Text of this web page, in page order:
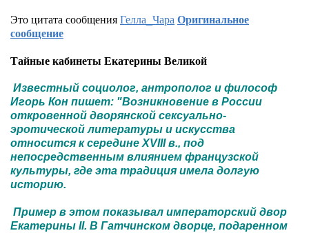
Это цитата сообщенияГелла_ЧараОригинальное
сообщение
Тайные кабинеты Екатерины Великой
Известный социолог, антрополог и философ
Игорь Кон пишет: "Возникновение в России
откровенной дворянской сексуально-
эротической литературы и искусства
относится к середине XVIII в., под
непосредственным влиянием французской
культуры, где эта традиция имела долгую
историю.
Пример в этом показывал императорский двор
Екатерины II. В Гатчинском дворце, подаренном